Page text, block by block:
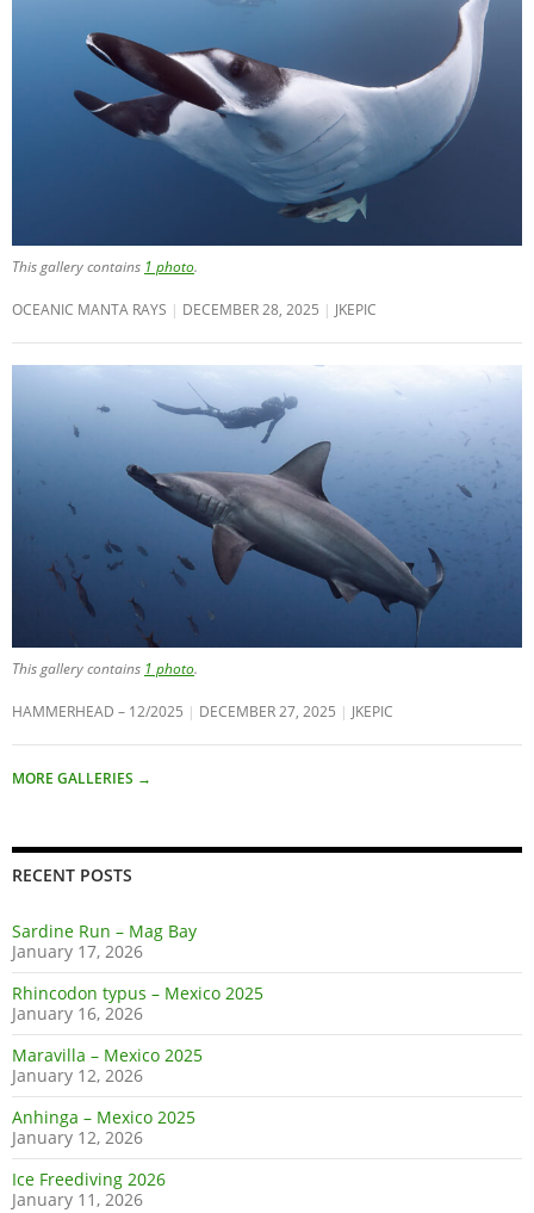
This gallery contains 1 photo.
OCEANIC MANTA RAYS DECEMBER 28, 2025 JKEPIC
This gallery contains 1 photo.
HAMMERHEAD – 12/2025 DECEMBER 27, 2025 JKEPIC
MORE GALLERIES →
RECENT POSTS
Sardine Run – Mag Bay
January 17, 2026
Rhincodon typus – Mexico 2025
January 16, 2026
Maravilla – Mexico 2025
January 12, 2026
Anhinga – Mexico 2025
January 12, 2026
Ice Freediving 2026
January 11, 2026